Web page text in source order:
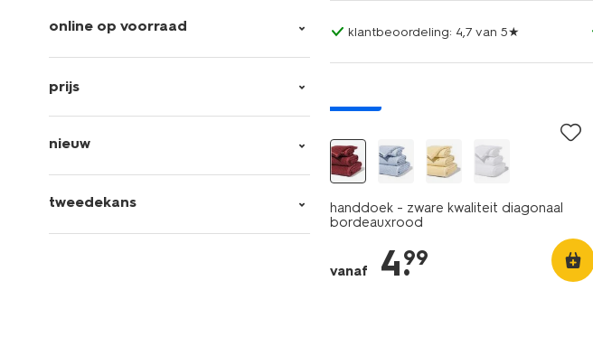
online op voorraad
prijs
nieuw
tweedekans
klantbeoordeling: 4,7 van 5★
handdoek - zware kwaliteit diagonaal
bordeauxrood
vanaf 4.
99